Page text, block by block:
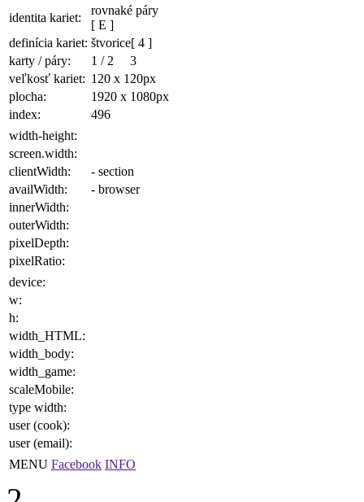
identita kariet:
rovnaké páry
[ E ]
definícia kariet: štvorice[ 4 ]
karty / páry:
1 / 2
3
veľkosť kariet: 120 x 120px
plocha: 1920 x 1080px
index:
496
width-height:
screen.width:
clientWidth:
- section
availWidth:
- browser
innerWidth:
outerWidth:
pixelDepth:
pixelRatio:
device:
w:
h:
width_HTML:
width_body:
width_game:
scaleMobile:
type width:
user (cook):
user (email):
MENU Facebook INFO